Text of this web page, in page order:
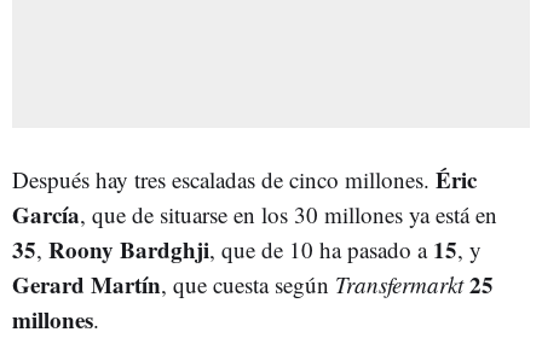
Después hay tres escaladas de cinco millones. Éric
García, que de situarse en los 30 millones ya está en
35, Roony Bardghji, que de 10 ha pasado a 15, y
Gerard Martín, que cuesta según Transfermarkt 25
millones.